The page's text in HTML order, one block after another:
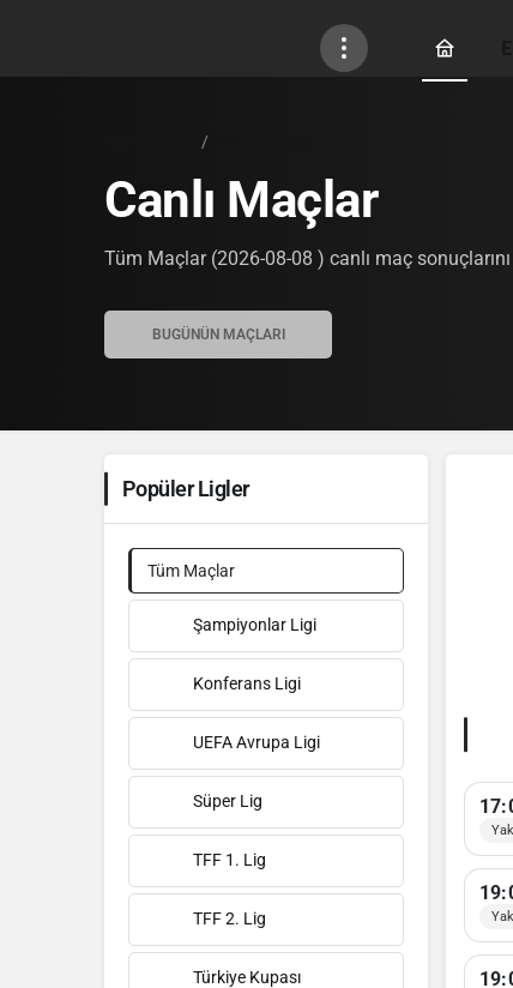
Canlı Maçlar
Tüm Maçlar (2026-08-08 ) canlı maç
Popüler Ligler
Tüm Maçlar
Şampiyonlar Ligi
Konferans Ligi
UEFA Avrupa Ligi
Süper Lig
TFF 1. Lig
TFF 2. Lig
Türkiye Kupası